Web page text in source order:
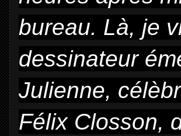
bureau. Là, je
dessinateur
Julienne,
Félix Closson,